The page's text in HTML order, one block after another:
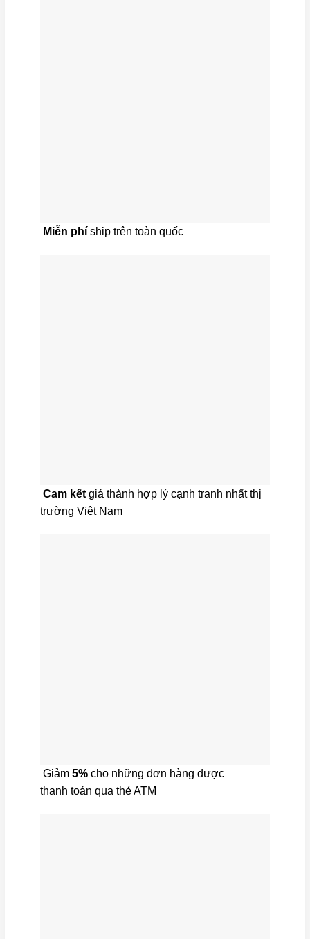
Miễn phíship trên toàn quốc
Cam kếtgiá thành hợp lý cạnh tranh nhất thị
trường Việt Nam
Giảm 5% cho những đơn hàng được
thanh toán qua thẻ ATM